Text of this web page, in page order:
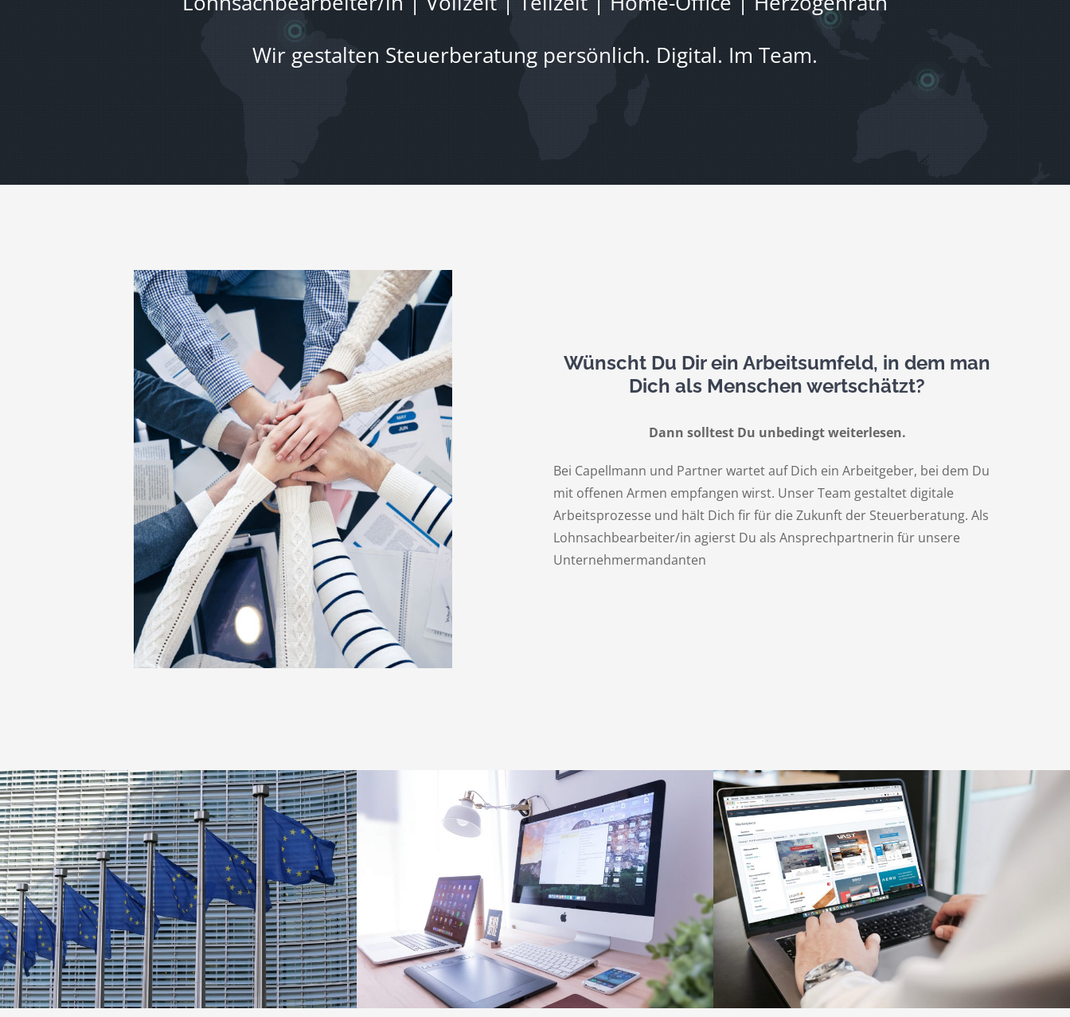
Wir gestalten Steuerberatung persönlich. Digital. Im Team.
Wünscht Du Dir ein Arbeitsumfeld, in dem man
Dich als Menschen wertschätzt?
Dann solltest Du unbedingt weiterlesen.
Bei Capellmann und Partner wartet auf Dich ein Arbeitgeber, bei dem Du
mit offenen Armen empfangen wirst. Unser Team gestaltet digitale
Arbeitsprozesse und hält Dich fir für die Zukunft der Steuerberatung. Als
Lohnsachbearbeiter/in agierst Du als Ansprechpartnerin für unsere
Unternehmermandanten